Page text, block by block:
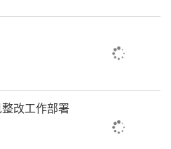
改工作部署